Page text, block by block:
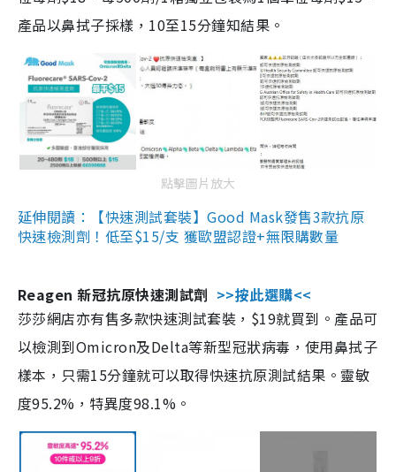
產品以鼻拭子採樣，10至15分鐘知結果。
點擊圖片放大
延伸閱讀：【快速測試套裝】Good Mask發售3款抗原
快速檢測劑！低至$15/支 獲歐盟認證+無限購數量
Reagen 新冠抗原快速測試劑 >>按此選購<<
莎莎網店亦有售多款快速測試套裝，$19就買到。產品可
以檢測到Omicron及Delta等新型冠狀病毒，使用鼻拭子
樣本，只需15分鐘就可以取得快速抗原測試結果。靈敏
度95.2%，特異度98.1%。